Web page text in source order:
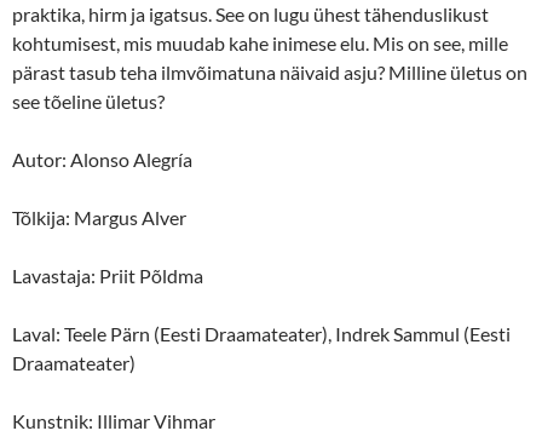
praktika, hirm ja igatsus. See on lugu ühest tähenduslikust
kohtumisest, mis muudab kahe inimese elu. Mis on see, mille
pärast tasub teha ilmvõimatuna näivaid asju? Milline ületus on
see tõeline ületus?
Autor: Alonso Alegría
Tõlkija: Margus Alver
Lavastaja: Priit Põldma
Laval: Teele Pärn (Eesti Draamateater), Indrek Sammul (Eesti
Draamateater)
Kunstnik: Illimar Vihmar